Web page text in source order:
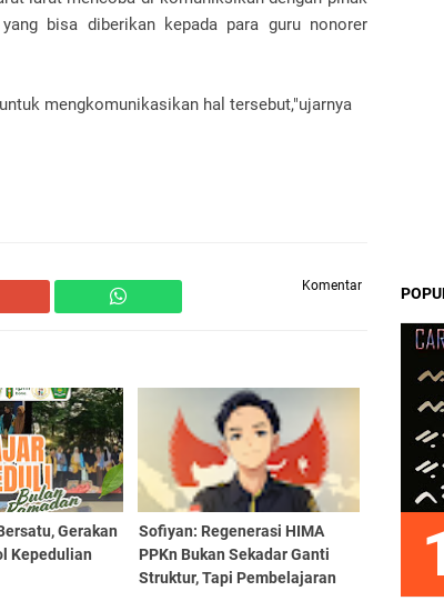
bisa diberikan kepada para guru nonorer
mengkomunikasikan hal tersebut,"ujarnya
Komentar
Gerakan
Kepedulian
Sofiyan: Regenerasi HIMA
PPKn Bukan Sekadar Ganti
Struktur, Tapi Pembelajaran